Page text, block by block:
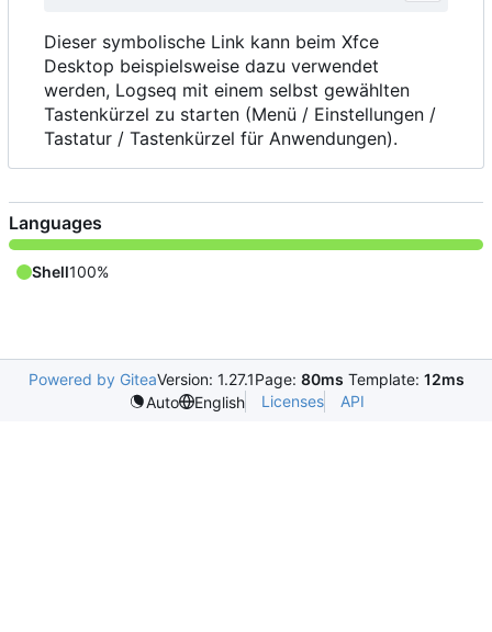
Dieser symbolische Link kann beim Xfce
Desktop beispielsweise dazu verwendet
werden, Logseq mit einem selbst gewählten
Tastenkürzel zu starten (Menü / Einstellungen /
Tastatur / Tastenkürzel für Anwendungen).
Languages
Shell100%
Powered by GiteaVersion: 1.27.1Page: 80ms Template: 12ms
Auto
English Licenses API